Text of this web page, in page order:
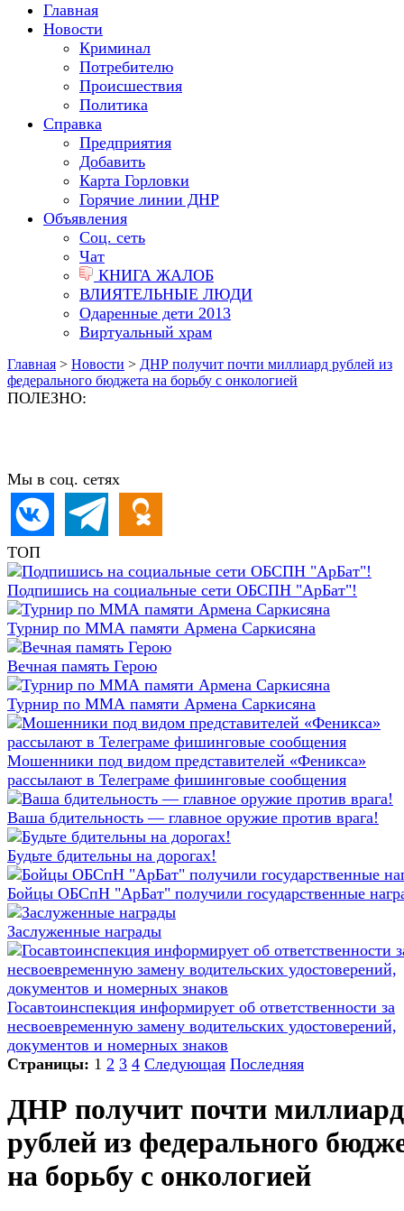
Главная
Новости
Криминал
Потребителю
Происшествия
Политика
Справка
Предприятия
Добавить
Карта Горловки
Горячие линии ДНР
Объявления
Соц. сеть
Чат
КНИГА ЖАЛОБ
ВЛИЯТЕЛЬНЫЕ ЛЮДИ
Одаренные дети 2013
Виртуальный храм
Главная > Новости > ДНР получит почти миллиард рублей из
федерального бюджета на борьбу с онкологией
ПОЛЕЗНО:
Мы в соц. сетях
ТОП
Подпишись на социальные сети ОБСПН "АрБат"!
Турнир по ММА памяти Армена Саркисяна
Вечная память Герою
Турнир по ММА памяти Армена Саркисяна
Мошенники под видом представителей «Феникса»
рассылают в Телеграме фишинговые сообщения
Ваша бдительность — главное оружие против врага!
Будьте бдительны на дорогах!
Бойцы ОБСпН "АрБат" получили государственные
Заслуженные награды
Госавтоинспекция информирует об ответственности за
несвоевременную замену водительских удостоверений,
документов и номерных знаков
Страницы: 1 2 3 4 Следующая Последняя
ДНР получит почти миллиард
рублей из федерального
на борьбу с онкологией